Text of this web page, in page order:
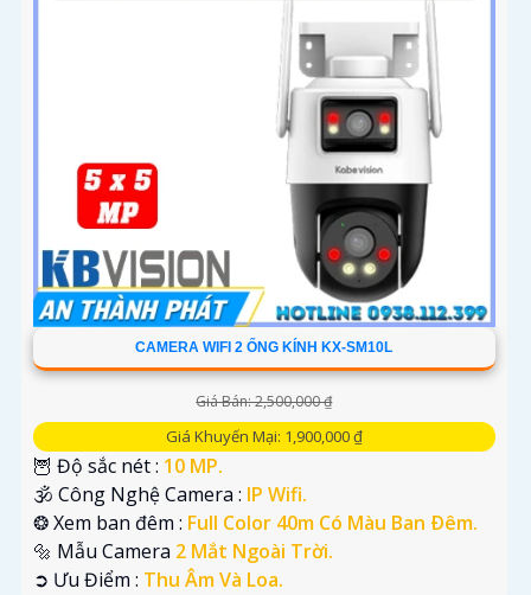
CAMERA WIFI 2 ỐNG KÍNH KX-SM10L
Giá Bán: 2,500,000 ₫
Giá Khuyến Mại: 1,900,000 ₫
🦉 Độ sắc nét : 10 MP.
🕉️ Công Nghệ Camera : IP Wifi.
❂ Xem ban đêm : Full Color 40m Có Màu Ban Ðêm.
🔩 Mẫu Camera 2 Mắt Ngoài Trời.
️➲ Ưu Điểm : Thu Âm Và Loa.